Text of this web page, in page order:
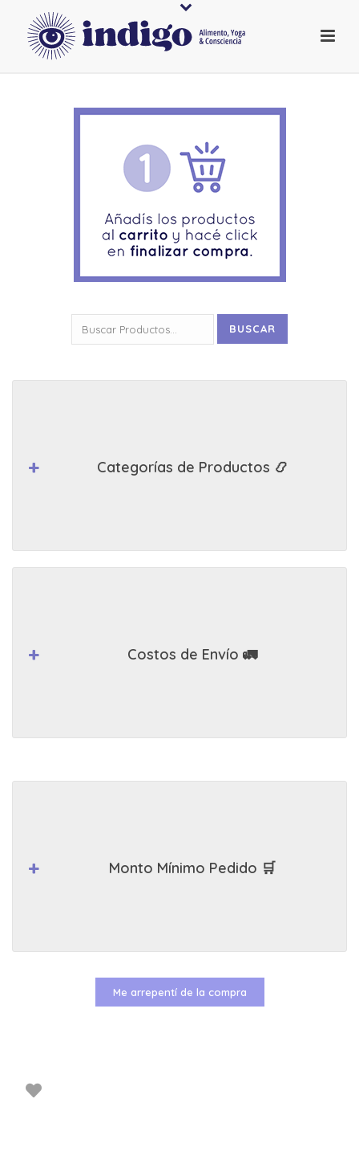
por:
BUSCAR
Categorías de Productos 📿
Costos de Envío 🚛
Monto Mínimo Pedido 🛒
Me arrepentí de la compra